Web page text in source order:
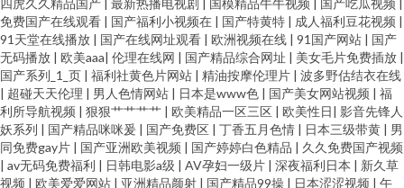
四虎久久精品国产 | 最新热播电视剧 | 国模精品牛牛视频 | 国产吃瓜视频 |
免费国产在线观看 | 国产福利小视频在 | 国产特黄特 | 成人福利豆花视频 |
91天堂在线播放 | 国产在线网址观看 | 欧洲视频在线 | 91国产网站 | 国产
无码播放 | 欧美aaa| 伦理在线网 | 国产精品综合网址 | 美女毛片免费插放 |
国产系列_1_页 | 福利社黄色片网站 | 精油按摩伦理片 | 波多野估结衣在线
| 超碰天天伦理 | 男人色情网站 | 日本是www色 | 国产美女网站视频 | 福
利所导航视频 | 狠狠艹艹艹艹 | 欧美精品一区三区 | 欧美性日| 影音先锋人
妖系列 | 国产精品咪咪爰 | 国产免费区 | 丁香五月色情 | 日本三级带黄 | 男
同免费gay片 | 国产亚洲欧美视频 | 国产婷婷白色精品 | 久久免费国产视频
| av无码免费福利 | 日韩电影a级 | AV孕妇一级片 | 深夜福利日本 | 新久草
视频 | 欧美爱爱网站 | 亚洲精品颜射 | 国产精品99操 | 日本涩涩视频 | 午